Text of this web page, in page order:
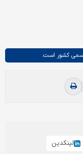
رسمی کشور است.
لینکدین